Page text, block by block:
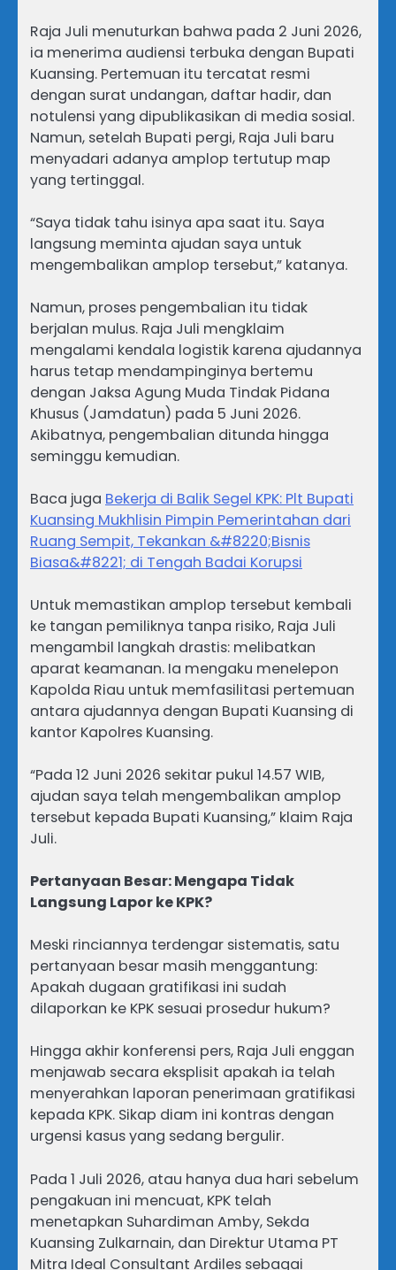
Raja Juli menuturkan bahwa pada 2 Juni 2026,
ia menerima audiensi terbuka dengan Bupati
Kuansing. Pertemuan itu tercatat resmi
dengan surat undangan, daftar hadir, dan
notulensi yang dipublikasikan di media sosial.
Namun, setelah Bupati pergi, Raja Juli baru
menyadari adanya amplop tertutup map
yang tertinggal.
“Saya tidak tahu isinya apa saat itu. Saya
langsung meminta ajudan saya untuk
mengembalikan amplop tersebut,” katanya.
Namun, proses pengembalian itu tidak
berjalan mulus. Raja Juli mengklaim
mengalami kendala logistik karena ajudannya
harus tetap mendampinginya bertemu
dengan Jaksa Agung Muda Tindak Pidana
Khusus (Jamdatun) pada 5 Juni 2026.
Akibatnya, pengembalian ditunda hingga
seminggu kemudian.
Baca juga Bekerja di Balik Segel KPK: Plt Bupati
Kuansing Mukhlisin Pimpin Pemerintahan dari
Ruang Sempit, Tekankan &#8220;Bisnis
Biasa&#8221; di Tengah Badai Korupsi
Untuk memastikan amplop tersebut kembali
ke tangan pemiliknya tanpa risiko, Raja Juli
mengambil langkah drastis: melibatkan
aparat keamanan. Ia mengaku menelepon
Kapolda Riau untuk memfasilitasi pertemuan
antara ajudannya dengan Bupati Kuansing di
kantor Kapolres Kuansing.
“Pada 12 Juni 2026 sekitar pukul 14.57 WIB,
ajudan saya telah mengembalikan amplop
tersebut kepada Bupati Kuansing,” klaim Raja
Juli.
Pertanyaan Besar: Mengapa Tidak
Langsung Lapor ke KPK?
Meski rinciannya terdengar sistematis, satu
pertanyaan besar masih menggantung:
Apakah dugaan gratifikasi ini sudah
dilaporkan ke KPK sesuai prosedur hukum?
Hingga akhir konferensi pers, Raja Juli enggan
menjawab secara eksplisit apakah ia telah
menyerahkan laporan penerimaan gratifikasi
kepada KPK. Sikap diam ini kontras dengan
urgensi kasus yang sedang bergulir.
Pada 1 Juli 2026, atau hanya dua hari sebelum
pengakuan ini mencuat, KPK telah
menetapkan Suhardiman Amby, Sekda
Kuansing Zulkarnain, dan Direktur Utama PT
Mitra Ideal Consultant Ardiles sebagai